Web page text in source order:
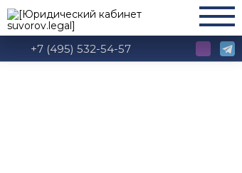
+7 (495) 532-54-57